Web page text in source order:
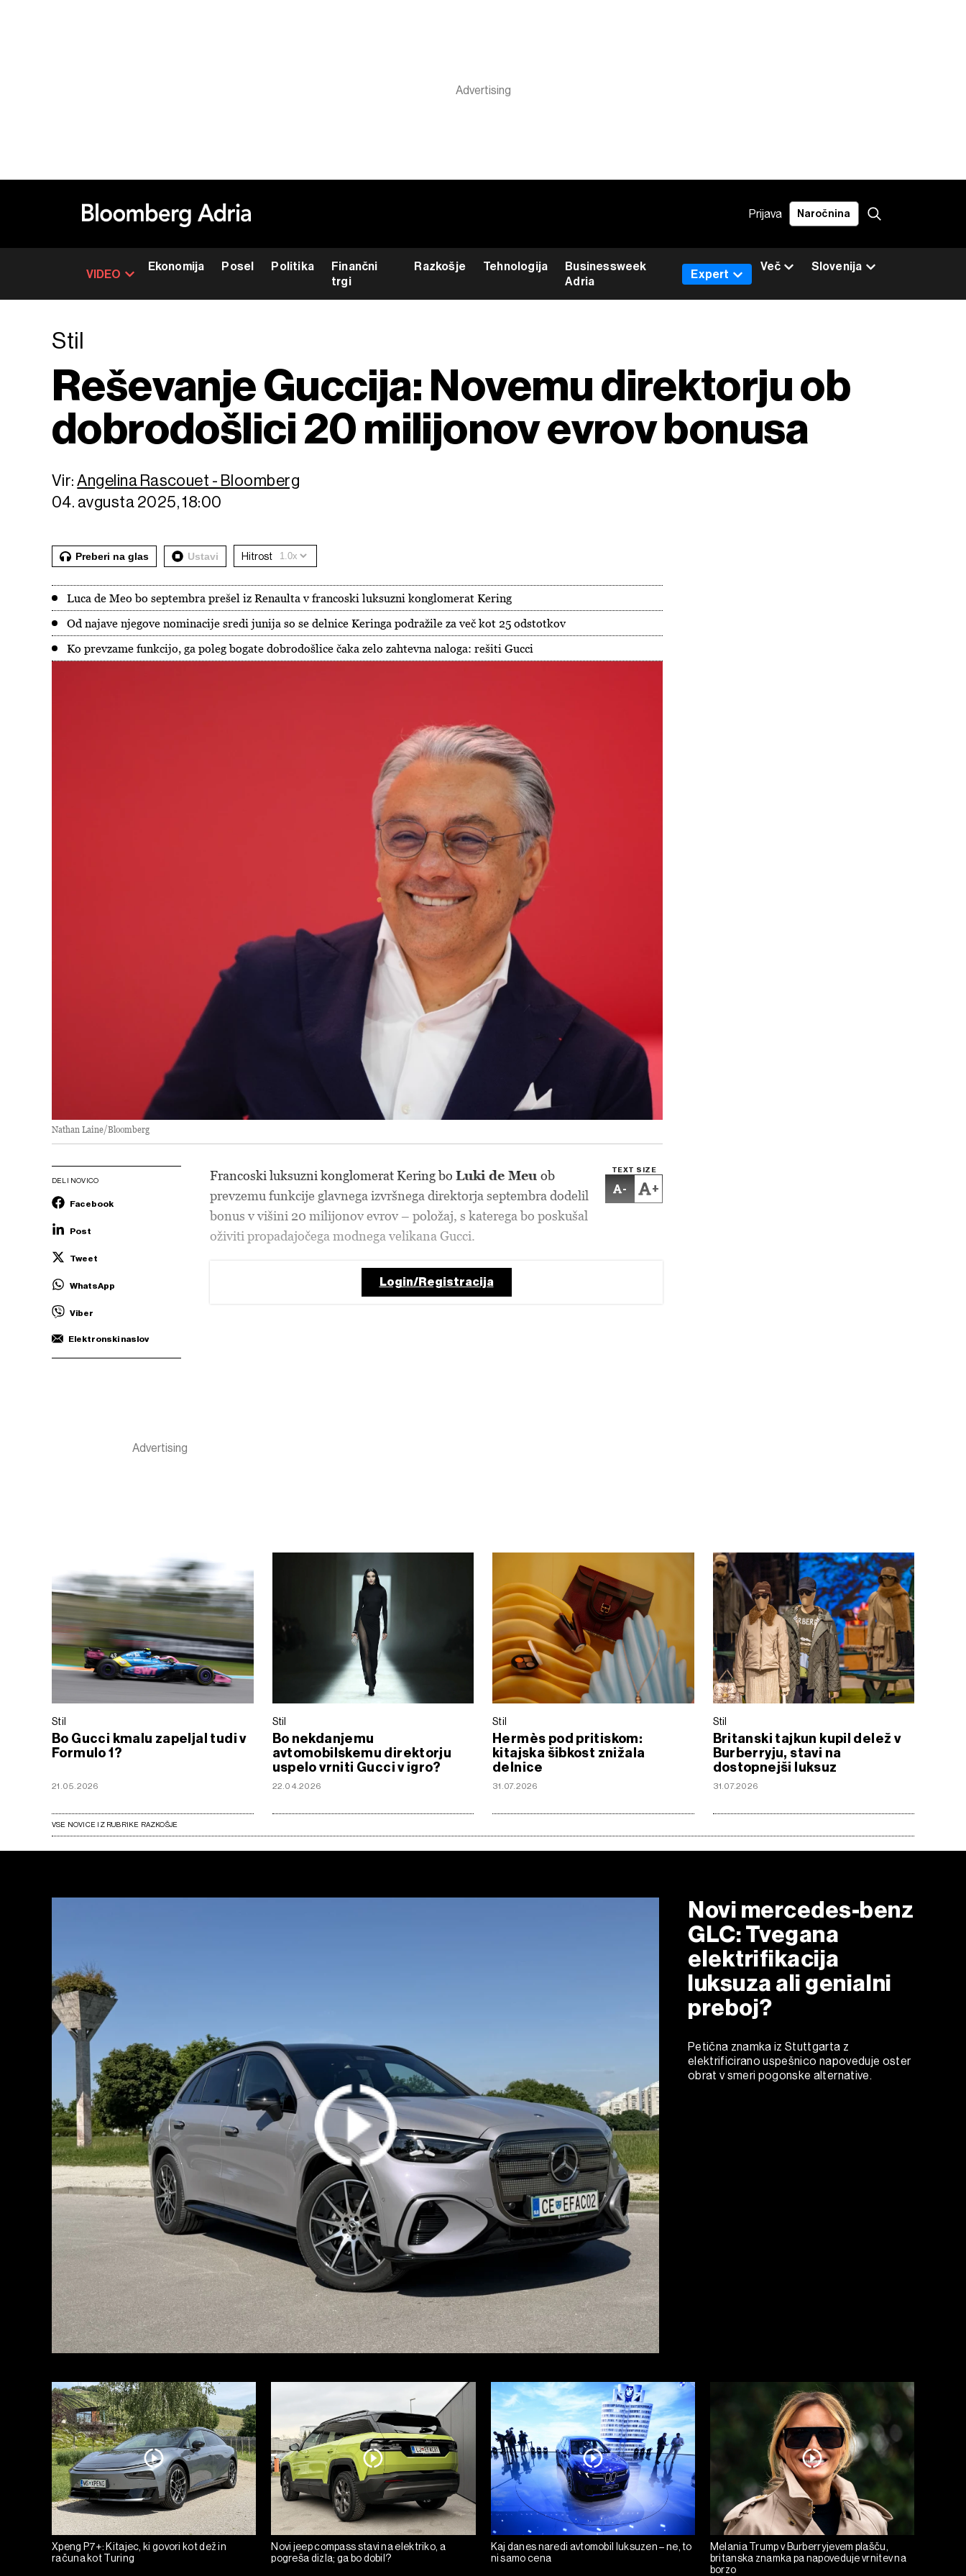
Prijava Naročnina
VIDEO
Ekonomija Posel Politika
Finančni
trgi
Razkošje Tehnologija
Businessweek
Adria
Slovenija
Expert
Več
Stil
Reševanje Guccija: Novemu direktorju ob
dobrodošlici 20 milijonov evrov bonusa
Vir:Angelina Rascouet - Bloomberg
04. avgusta 2025, 18:00
Preberi na glas Ustavi Hitrost
Luca de Meo bo septembra prešel iz Renaulta v francoski luksuzni konglomerat Kering
Od najave njegove nominacije sredi junija so se delnice Keringa podražile za več kot 25 odstotkov
Ko prevzame funkcijo, ga poleg bogate dobrodošlice čaka zelo zahtevna naloga: rešiti Gucci
Nathan Laine/Bloomberg
DELI NOVICO
Facebook
Post
Tweet
WhatsApp
Viber
Elektronski naslov
TEXT SIZE
- +
Francoski luksuzni konglomerat Kering bo Luki de Meu ob
prevzemu funkcije glavnega izvršnega direktorja septembra dodelil
bonus v višini 20 milijonov evrov – položaj, s katerega bo poskušal
oživiti propadajočega modnega velikana Gucci.
Login/Registracija
Stil
Bo Gucci kmalu zapeljal tudi v
Formulo 1?
21.05.2026
Stil
Bo nekdanjemu
avtomobilskemu direktorju
uspelo vrniti Gucci v igro?
22.04.2026
Stil
Hermès pod pritiskom:
kitajska šibkost znižala
delnice
31.07.2026
Stil
Britanski tajkun kupil delež v
Burberryju, stavi na
dostopnejši luksuz
31.07.2026
VSE NOVICE IZ RUBRIKE RAZKOŠJE
Novi mercedes-benz
GLC: Tvegana
elektrifikacija
luksuza ali genialni
preboj?
Petična znamka iz Stuttgarta z
elektrificirano uspešnico napoveduje oster
obrat v smeri pogonske alternative.
Xpeng P7+: Kitajec, ki govori kot dež in
računa kot Turing
Novi jeep compass stavi na elektriko, a
pogreša dizla; ga bo dobil?
Kaj danes naredi avtomobil luksuzen – ne, to
ni samo cena
Melania Trump v Burberryjevem plašču,
britanska znamka pa napoveduje vrnitev na
borzo